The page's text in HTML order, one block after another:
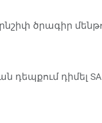
ծրագիր
դեպքում դիմել